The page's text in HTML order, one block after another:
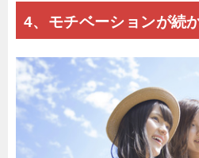
4、モチベーションが続